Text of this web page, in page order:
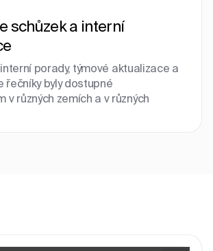
schůzek a interní
porady, týmové aktualizace a
řečníky byly dostupné
v různých zemích a v různých